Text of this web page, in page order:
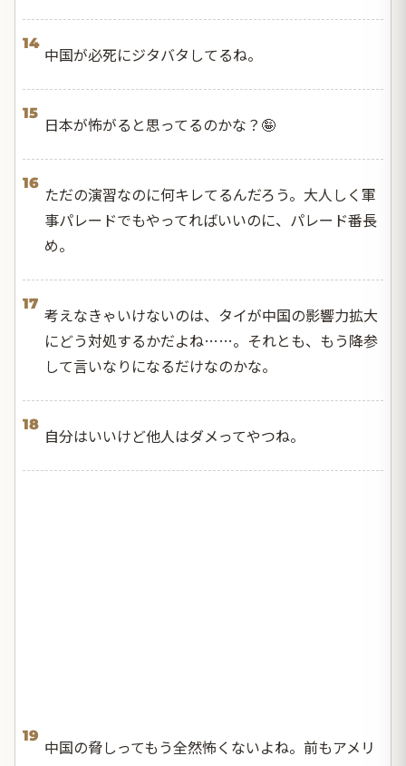
14
中国が必死にジタバタしてるね。
15
日本が怖がると思ってるのかな？🤪
16
ただの演習なのに何キレてるんだろう。大人しく軍
事パレードでもやってればいいのに、パレード番長
め。
17
考えなきゃいけないのは、タイが中国の影響力拡大
にどう対処するかだよね……。それとも、もう降参
して言いなりになるだけなのかな。
18
自分はいいけど他人はダメってやつね。
19
中国の脅しってもう全然怖くないよね。前もアメリ